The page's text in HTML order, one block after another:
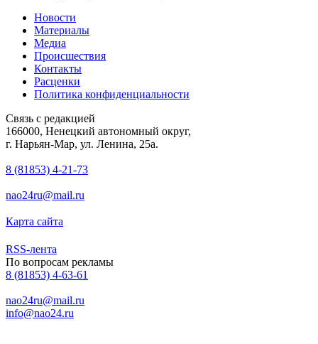
Новости
Материалы
Медиа
Происшествия
Контакты
Расценки
Политика конфиденциальности
Связь с редакцией
166000, Ненецкий автономный округ,
г. Нарьян-Мар, ул. Ленина, 25а.
8 (81853) 4-21-73
nao24ru@mail.ru
Карта сайта
RSS-лента
По вопросам рекламы
8 (81853) 4-63-61
nao24ru@mail.ru
info@nao24.ru